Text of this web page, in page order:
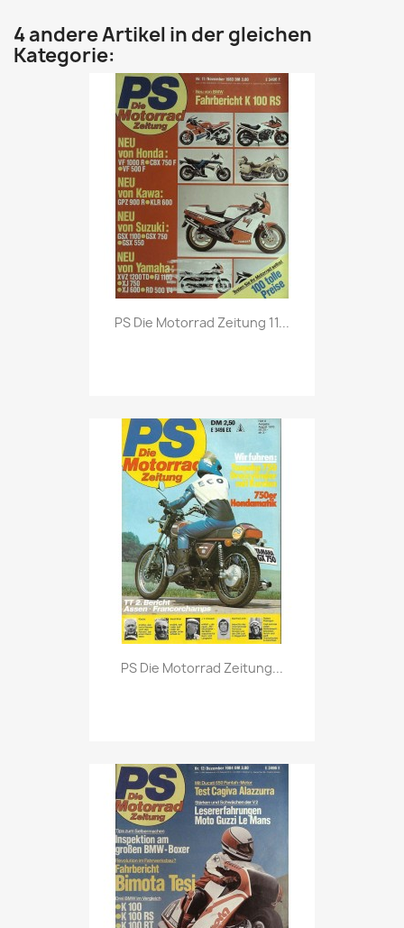
4 andere Artikel in der gleichen
Kategorie:
Vorschau
PS Die Motorrad Zeitung 11...
Vorschau
PS Die Motorrad Zeitung...